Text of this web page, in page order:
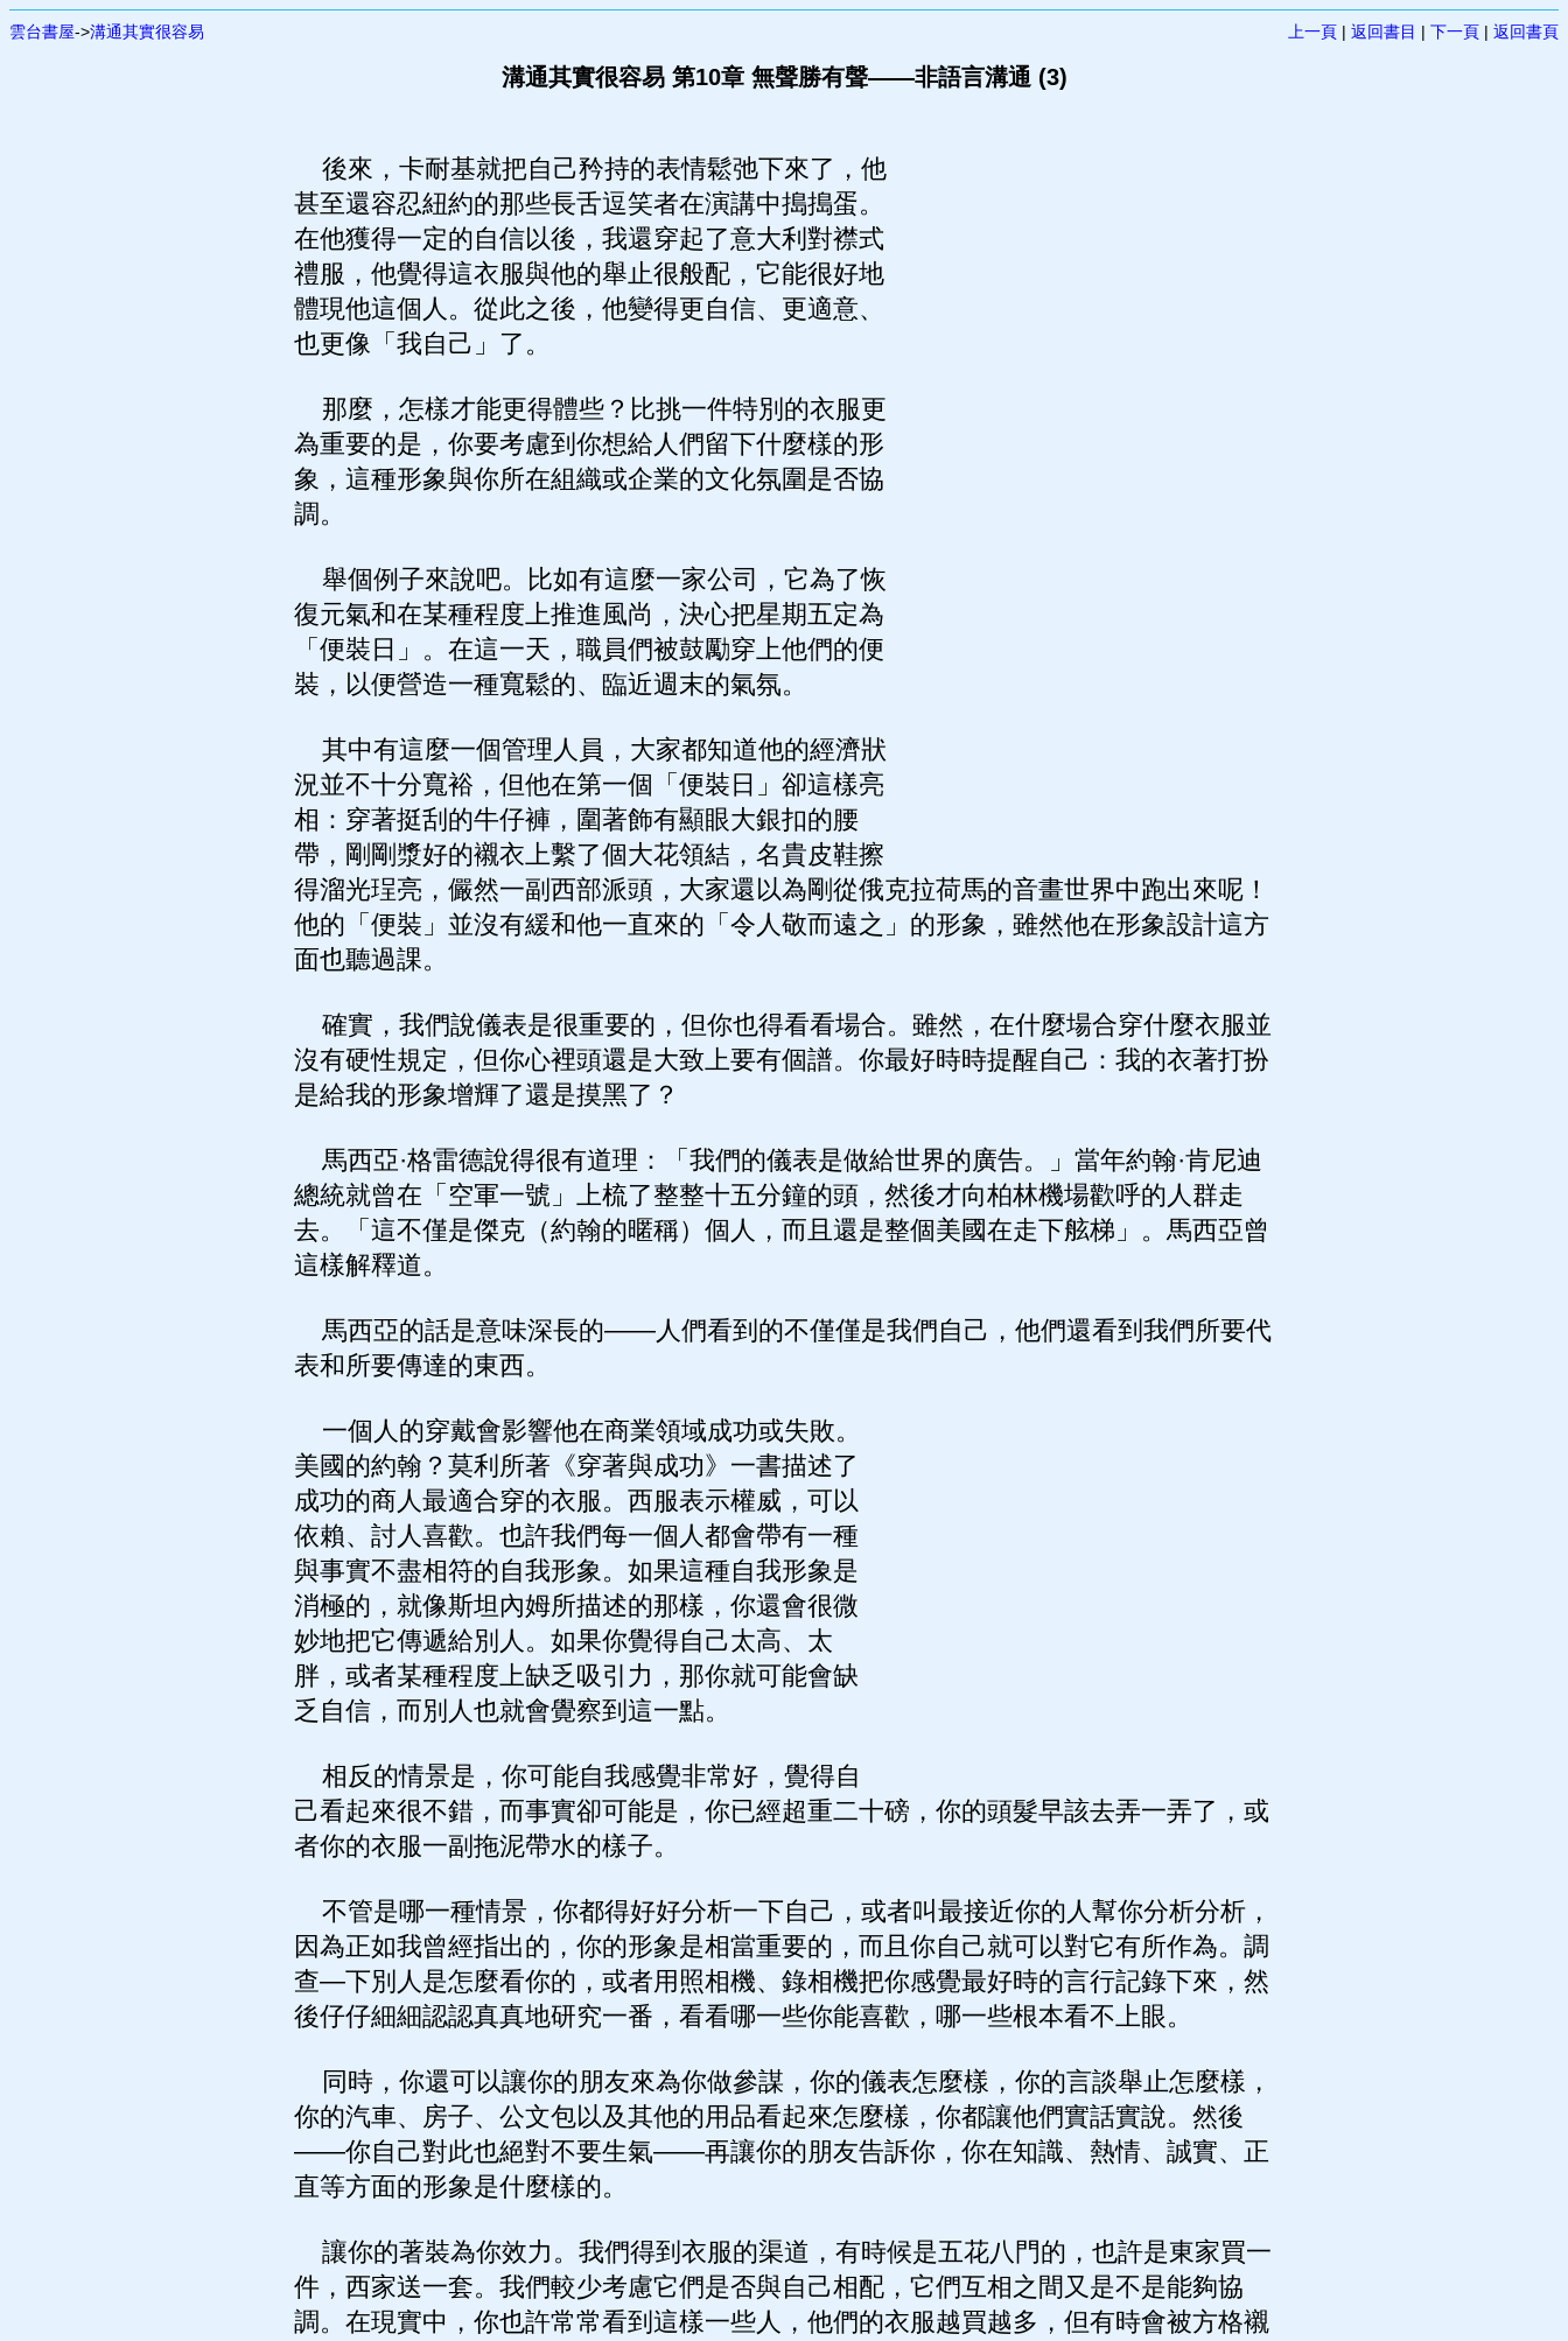
雲台書屋->溝通其實很容易 上一頁 | 返回書目 | 下一頁 | 返回書頁
溝通其實很容易 第10章 無聲勝有聲——非語言溝通 (3)
後來，卡耐基就把自己矜持的表情鬆弛下來了，他
甚至還容忍紐約的那些長舌逗笑者在演講中搗搗蛋。
在他獲得一定的自信以後，我還穿起了意大利對襟式
禮服，他覺得這衣服與他的舉止很般配，它能很好地
體現他這個人。從此之後，他變得更自信、更適意、
也更像「我自己」了。
那麼，怎樣才能更得體些？比挑一件特別的衣服更
為重要的是，你要考慮到你想給人們留下什麼樣的形
象，這種形象與你所在組織或企業的文化氛圍是否協
調。
舉個例子來說吧。比如有這麼一家公司，它為了恢
復元氣和在某種程度上推進風尚，決心把星期五定為
「便裝日」。在這一天，職員們被鼓勵穿上他們的便
裝，以便營造一種寬鬆的、臨近週末的氣氛。
其中有這麼一個管理人員，大家都知道他的經濟狀
況並不十分寬裕，但他在第一個「便裝日」卻這樣亮
相：穿著挺刮的牛仔褲，圍著飾有顯眼大銀扣的腰
帶，剛剛漿好的襯衣上繫了個大花領結，名貴皮鞋擦
得溜光珵亮，儼然一副西部派頭，大家還以為剛從俄克拉荷馬的音畫世界中跑出來呢！
他的「便裝」並沒有緩和他一直來的「令人敬而遠之」的形象，雖然他在形象設計這方
面也聽過課。
確實，我們說儀表是很重要的，但你也得看看場合。雖然，在什麼場合穿什麼衣服並
沒有硬性規定，但你心裡頭還是大致上要有個譜。你最好時時提醒自己：我的衣著打扮
是給我的形象增輝了還是摸黑了？
馬西亞·格雷德說得很有道理：「我們的儀表是做給世界的廣告。」當年約翰·肯尼迪
總統就曾在「空軍一號」上梳了整整十五分鐘的頭，然後才向柏林機場歡呼的人群走
去。「這不僅是傑克（約翰的暱稱）個人，而且還是整個美國在走下舷梯」。馬西亞曾
這樣解釋道。
馬西亞的話是意味深長的——人們看到的不僅僅是我們自己，他們還看到我們所要代
表和所要傳達的東西。
一個人的穿戴會影響他在商業領域成功或失敗。
美國的約翰？莫利所著《穿著與成功》一書描述了
成功的商人最適合穿的衣服。西服表示權威，可以
依賴、討人喜歡。也許我們每一個人都會帶有一種
與事實不盡相符的自我形象。如果這種自我形象是
消極的，就像斯坦內姆所描述的那樣，你還會很微
妙地把它傳遞給別人。如果你覺得自己太高、太
胖，或者某種程度上缺乏吸引力，那你就可能會缺
乏自信，而別人也就會覺察到這一點。
相反的情景是，你可能自我感覺非常好，覺得自
己看起來很不錯，而事實卻可能是，你已經超重二十磅，你的頭髮早該去弄一弄了，或
者你的衣服一副拖泥帶水的樣子。
不管是哪一種情景，你都得好好分析一下自己，或者叫最接近你的人幫你分析分析，
因為正如我曾經指出的，你的形象是相當重要的，而且你自己就可以對它有所作為。調
查—下別人是怎麼看你的，或者用照相機、錄相機把你感覺最好時的言行記錄下來，然
後仔仔細細認認真真地研究一番，看看哪一些你能喜歡，哪一些根本看不上眼。
同時，你還可以讓你的朋友來為你做參謀，你的儀表怎麼樣，你的言談舉止怎麼樣，
你的汽車、房子、公文包以及其他的用品看起來怎麼樣，你都讓他們實話實說。然後
——你自己對此也絕對不要生氣——再讓你的朋友告訴你，你在知識、熱情、誠實、正
直等方面的形象是什麼樣的。
讓你的著裝為你效力。我們得到衣服的渠道，有時候是五花八門的，也許是東家買一
件，西家送一套。我們較少考慮它們是否與自己相配，它們互相之間又是不是能夠協
調。在現實中，你也許常常看到這樣一些人，他們的衣服越買越多，但有時會被方格襯